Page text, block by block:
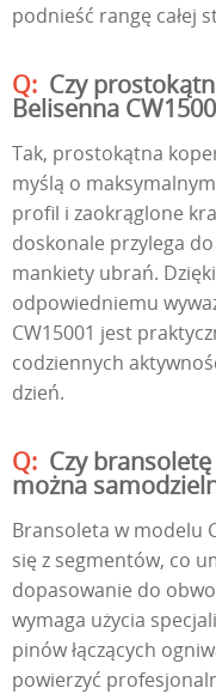
podnieść rangę całej
Czy
Belisenna
Tak, prostokątna
myślą o
profil i zaokrąglone
doskonale przylega
mankiety ubrań.
odpowiedniemu
CW15001 jest
codziennych
dzień.
Czy
można
Bransoleta w modelu
się z segmentów, co
dopasowanie do
wymaga użycia
pinów łączących
powierzyć